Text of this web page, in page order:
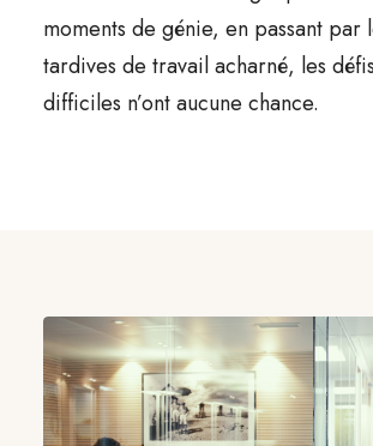
moments de génie, en passant par
tardives de travail acharné, les
difficiles n’ont aucune chance.